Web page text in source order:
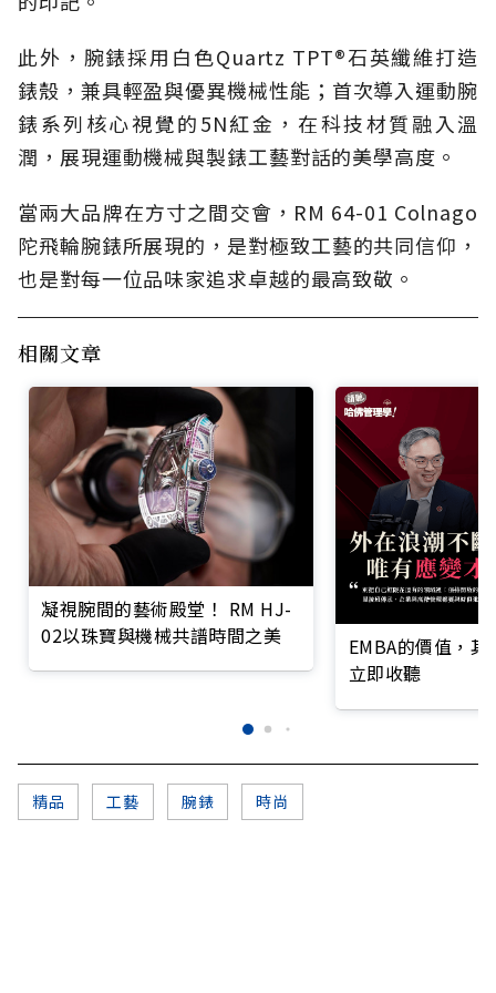
此外，腕錶採用白色Quartz TPT®石英纖維打造
錶殼，兼具輕盈與優異機械性能；首次導入運動腕
錶系列核心視覺的5N紅金，在科技材質融入溫
潤，展現運動機械與製錶工藝對話的美學高度。
當兩大品牌在方寸之間交會，RM 64-01 Colnago
陀飛輪腕錶所展現的，是對極致工藝的共同信仰，
也是對每一位品味家追求卓越的最高致敬。
相關文章
凝視腕間的藝術殿堂！ RM HJ-
02以珠寶與機械共譜時間之美
EMBA的價值，
立即收聽
精品 工藝 腕錶 時尚